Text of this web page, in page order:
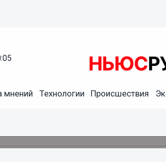
мнений Технологии Происшествия
после гибели